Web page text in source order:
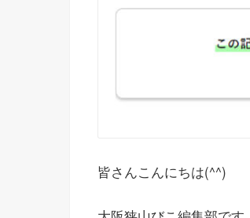
皆さんこんにちは(^^)